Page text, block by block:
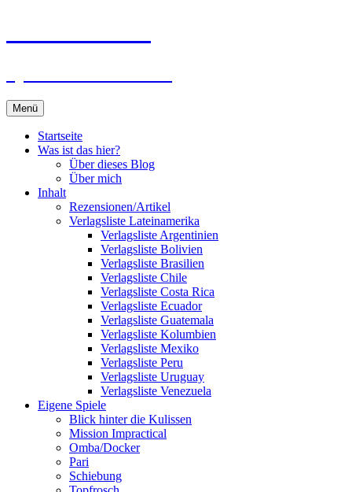
Menü
Startseite
Was ist das hier?
Über dieses Blog
Über mich
Inhalt
Rezensionen/Artikel
Verlagsliste Lateinamerika
Verlagsliste Argentinien
Verlagsliste Bolivien
Verlagsliste Brasilien
Verlagsliste Chile
Verlagsliste Costa Rica
Verlagsliste Ecuador
Verlagsliste Guatemala
Verlagsliste Kolumbien
Verlagsliste Mexiko
Verlagsliste Peru
Verlagsliste Uruguay
Verlagsliste Venezuela
Eigene Spiele
Blick hinter die Kulissen
Mission Impractical
Omba/Docker
Pari
Schiebung